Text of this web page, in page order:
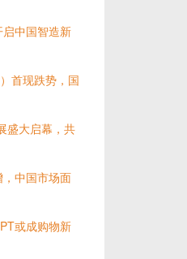
中国智造新
首现跌势，国
盛大启幕，共
中国市场面
或成购物新